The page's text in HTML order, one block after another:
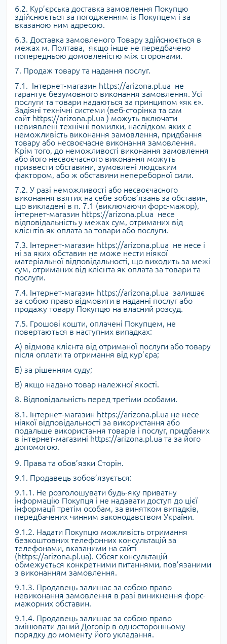
6.2. Кур’єрська доставка замовлення Покупцю
здійснюється за погодженням із Покупцем і за
вказаною ним адресою.
6.3. Доставка замовленого Товару здійснюється в
межах м. Полтава, якщо інше не передбачено
попередньою домовленістю між сторонами.
7. Продаж товару та надання послуг.
7.1. Інтернет-магазин https://arizona.pl.ua не
гарантує безумовного виконання замовлення. Усі
послуги та товари надаються за принципом «як є».
Задіяні технічні системи (веб-сторінка та сам
сайт https://arizona.pl.ua ) можуть включати
невиявлені технічні помилки, наслідком яких є
неможливість виконання замовлення, придбання
товару або несвоєчасне виконання замовлення.
Крім того, до неможливості виконання замовлення
або його несвоєчасного виконання можуть
призвести обставини, зумовлені людським
фактором, або ж обставини непереборної сили.
7.2. У разі неможливості або несвоєчасного
виконання взятих на себе зобов’язань за обставин,
що викладені в п. 7.1 (виключаючи форс-мажор),
інтернет-магазин https://arizona.pl.ua несе
відповідальність у межах сум, отриманих від
клієнтів як оплата за товари або послуги.
7.3. Інтернет-магазин https://arizona.pl.ua не несе і
ні за яких обставин не може нести ніякої
матеріальної відповідальності, що виходить за межі
сум, отриманих від клієнта як оплата за товари та
послуги.
7.4. Інтернет-магазин https://arizona.pl.ua залишає
за собою право відмовити в наданні послуг або
продажу товару Покупцю на власний розсуд.
7.5. Грошові кошти, оплачені Покупцем, не
повертаються в наступних випадках:
А) відмова клієнта від отриманої послуги або товару
після оплати та отримання від кур’єра;
Б) за рішенням суду;
В) якщо надано товар належної якості.
8. Відповідальність перед третіми особами.
8.1. Інтернет-магазин https://arizona.pl.ua не несе
ніякої відповідальності за використання або
подальше використання товарів і послуг, придбаних
в інтернет-магазині https://arizona.pl.ua та за його
допомогою.
9. Права та обов’язки Сторін.
9.1. Продавець зобов’язується:
9.1.1. Не розголошувати будь-яку приватну
інформацію Покупця і не надавати доступ до цієї
інформації третім особам, за винятком випадків,
передбачених чинним законодавством України.
9.1.2. Надати Покупцю можливість отримання
безкоштовних телефонних консультацій за
телефонами, вказаними на сайті
(https://arizona.pl.ua). Обсяг консультацій
обмежується конкретними питаннями, пов’язаними
з виконанням замовлення.
9.1.3. Продавець залишає за собою право
невиконання замовлення в разі виникнення форс-
мажорних обставин.
9.1.4. Продавець залишає за собою право
змінювати даний Договір в односторонньому
порядку до моменту його укладання.